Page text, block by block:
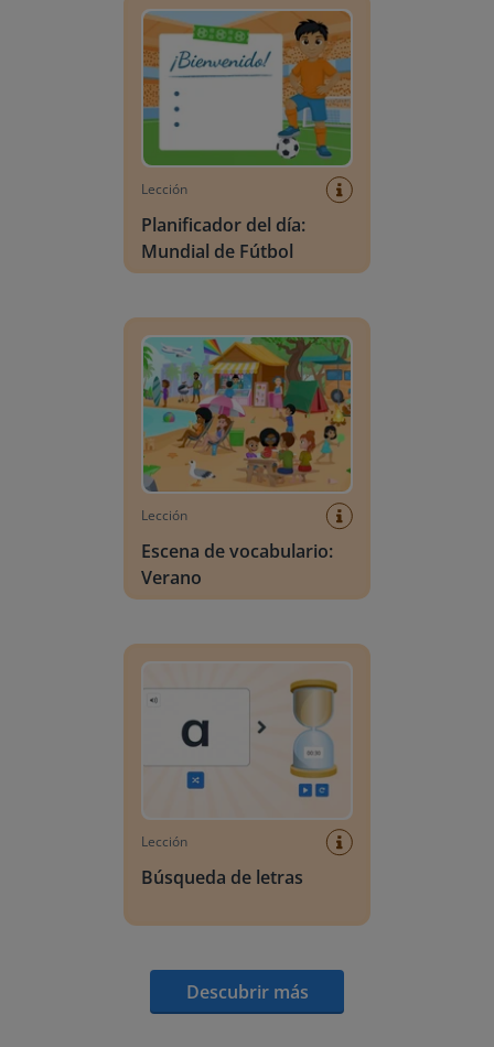
Lección
Planificador del día:
Mundial de Fútbol
Lección
Escena de vocabulario:
Verano
Lección
Búsqueda de letras
Descubrir más